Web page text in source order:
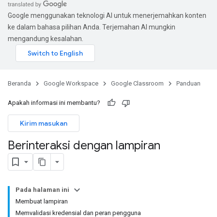
Google menggunakan teknologi AI untuk menerjemahkan konten
ke dalam bahasa pilihan Anda. Terjemahan AI mungkin
mengandung kesalahan.
Beranda Google Workspace Google Classroom Panduan
Apakah informasi ini membantu?
Kirim masukan
Berinteraksi dengan lampiran
Pada halaman ini
Membuat lampiran
Memvalidasi kredensial dan peran pengguna